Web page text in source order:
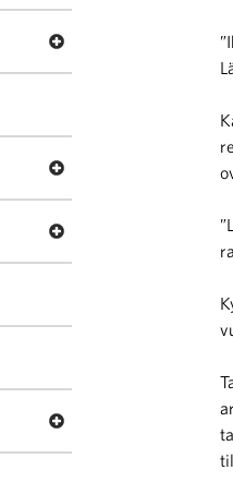
Avaa valikko
Avaa valikko Tarinoita
Avaa valikko
Avaa valikko Seuraa